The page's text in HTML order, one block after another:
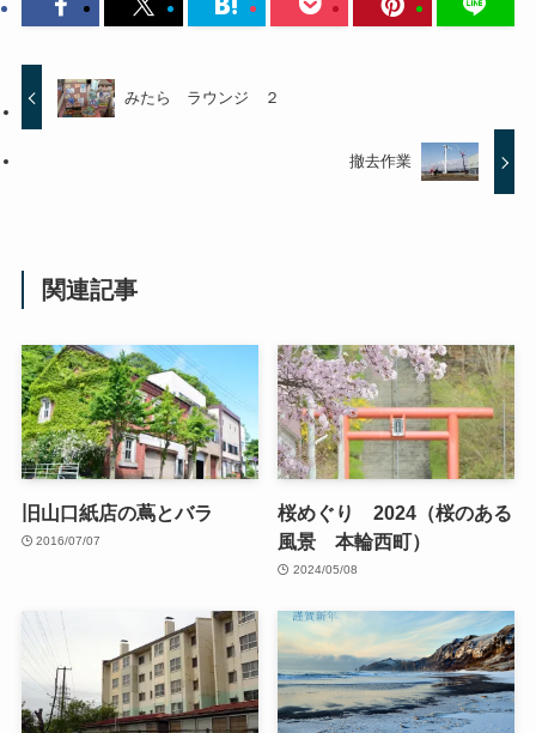
みたら ラウンジ ２
撤去作業
関連記事
旧山口紙店の蔦とバラ
2016/07/07
桜めぐり 2024（桜のある
風景 本輪西町）
2024/05/08